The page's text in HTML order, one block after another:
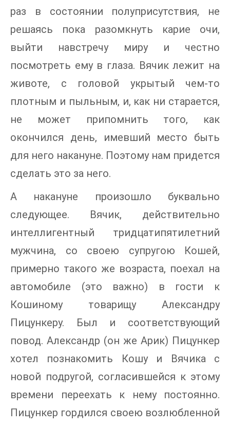
раз в состоянии полуприсутствия, не
решаясь пока разомкнуть карие очи,
выйти навстречу миру и честно
посмотреть ему в глаза. Вячик лежит на
животе, с головой укрытый чем-то
плотным и пыльным, и, как ни старается,
не может припомнить того, как
окончился день, имевший место быть
для него накануне. Поэтому нам придется
сделать это за него.
А накануне произошло буквально
следующее. Вячик, действительно
интеллигентный тридцатипятилетний
мужчина, со своею супругою Кошей,
примерно такого же возраста, поехал на
автомобиле (это важно) в гости к
Кошиному товарищу Александру
Пицункеру. Был и соответствующий
повод. Александр (он же Арик) Пицункер
хотел познакомить Кошу и Вячика с
новой подругой, согласившейся к этому
времени переехать к нему постоянно.
Пицункер гордился своею возлюбленной